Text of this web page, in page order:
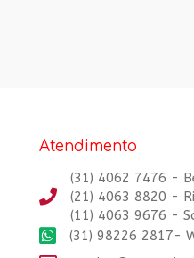
Atendimento
(31) 4062 7476 -
(21) 4063 8820 -
(11) 4063 9676 -
(31) 98226 2817-